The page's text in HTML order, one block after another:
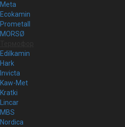
Meta
Ecokamin
Prometall
MORSØ
Edilkamin
Hark
Invicta
Kaw-Met
Kratki
Lincar
MBS
Nordica